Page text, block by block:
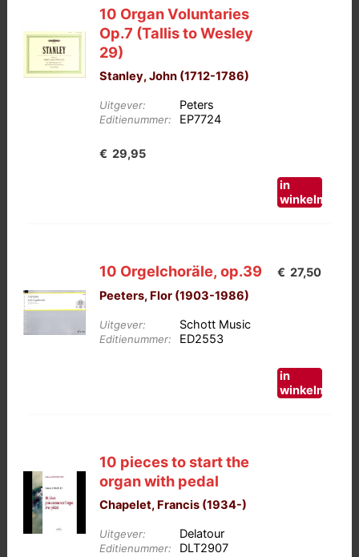
10 Organ Voluntaries
Op.7 (Tallis to Wesley
29)
Stanley, John (1712-1786)
Uitgever: Peters
Editienummer: EP7724
€ 29,95
in
winkelmand
10 Orgelchoräle, op.39
Peeters, Flor (1903-1986)
Uitgever: Schott Music
Editienummer: ED2553
€ 27,50
in
winkelmand
10 pieces to start the
organ with pedal
Chapelet, Francis (1934-)
Uitgever: Delatour
Editienummer: DLT2907